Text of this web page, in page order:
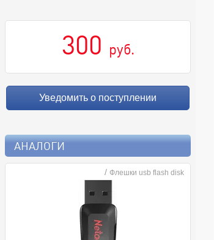
300 руб.
Уведомить о поступлении
АНАЛОГИ
/ Флешки usb flash disk